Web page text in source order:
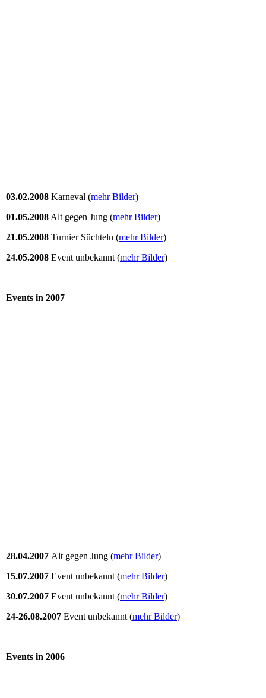
03.02.2008 Karneval (mehr Bilder)
01.05.2008 Alt gegen Jung (mehr Bilder)
21.05.2008 Turnier Süchteln (mehr Bilder)
24.05.2008 Event unbekannt (mehr Bilder)
Events in 2007
28.04.2007 Alt gegen Jung (mehr Bilder)
15.07.2007 Event unbekannt (mehr Bilder)
30.07.2007 Event unbekannt (mehr Bilder)
24-26.08.2007 Event unbekannt (mehr Bilder)
Events in 2006